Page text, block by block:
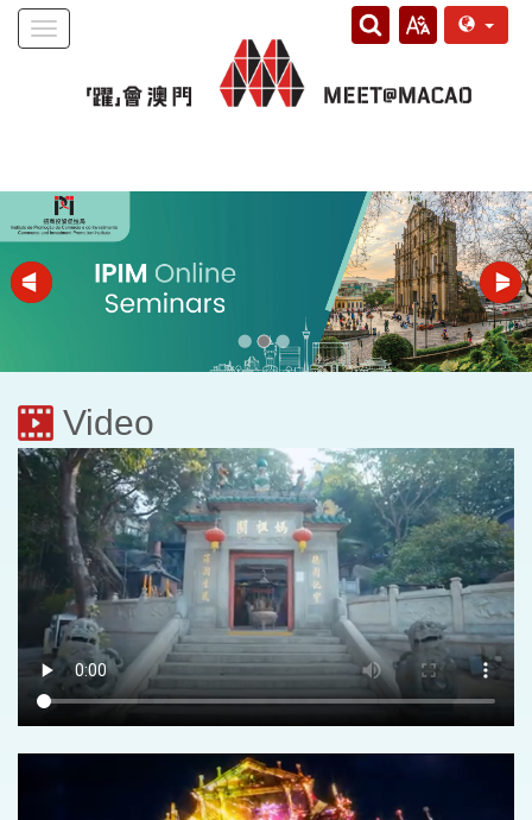
Toggle
Video